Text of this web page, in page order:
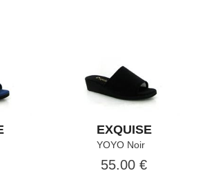
EXQUISE
YOYO Noir
55.00 €